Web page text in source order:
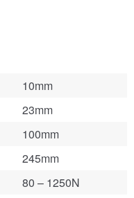
10mm
23mm
100mm
245mm
80 – 1250N